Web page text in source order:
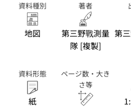
資料種別
地図
著者
第三野戰測量
隊 [複製]
第
資料形態
紙
ページ数・大き
さ等